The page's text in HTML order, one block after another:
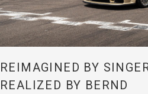
REIMAGINED BY
REALIZED BY BERND